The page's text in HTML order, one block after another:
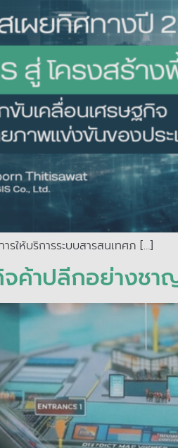
รให้บริการระบบสารสนเทศภ […]
ค้าปลีกอย่างช